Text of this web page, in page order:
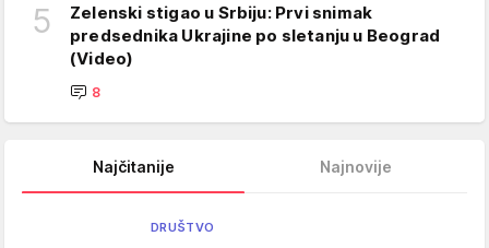
5
Zelenski stigao u Srbiju: Prvi snimak
predsednika Ukrajine po sletanju u Beograd
(Video)
8
Najčitanije Najnovije
DRUŠTVO